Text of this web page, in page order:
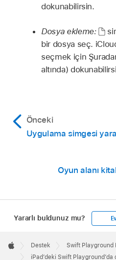
dokunabilirsin.
Dosya ekleme:
bir dosya seç.
seçmek için
altında)
Önceki
Uygulama simgesi
Oyun alanı
Yararlı buldunuz mu?
Footer

Apple
Destek
Swift Playground
iPad’deki Swift